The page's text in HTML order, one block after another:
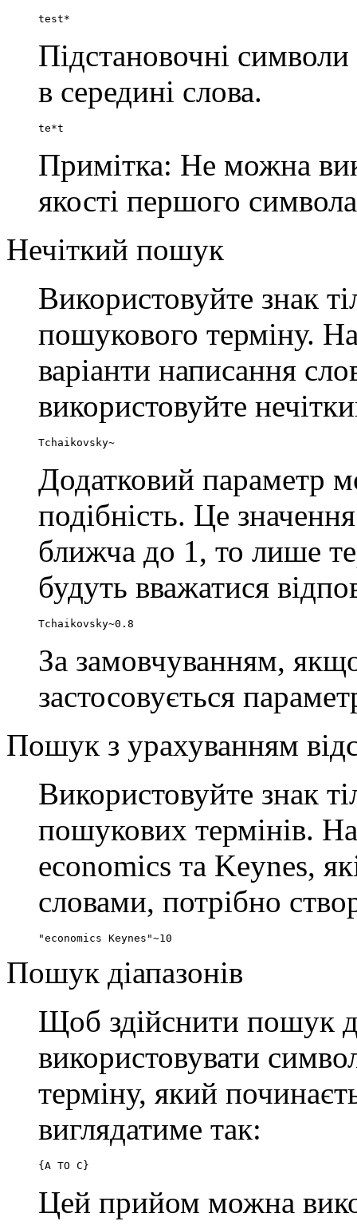
test*
Підстановочні
в середині слова.
te*t
Примітка: Не можна
якості першого
Нечіткий пошук
Використовуйте знак
пошукового терміну.
варіанти написання
використовуйте
Tchaikovsky~
Додатковий параметр
подібність. Це
ближча до 1, то лише
будуть вважатися
Tchaikovsky~0.8
За замовчуванням,
застосовується
Пошук з урахуванням
Використовуйте знак
пошукових термінів.
economics та Keynes,
словами, потрібно
"economics Keynes"~10
Пошук діапазонів
Щоб здійснити пошук
використовувати
терміну, який
виглядатиме так:
{A TO C}
Цей прийом можна